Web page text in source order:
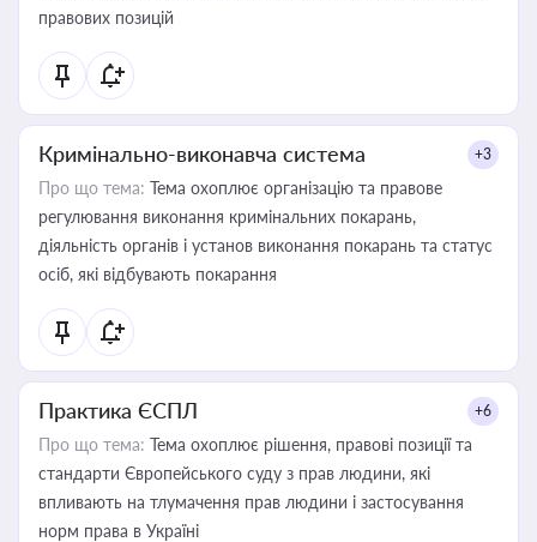
правових позицій
Кримінально-виконавча система +3
Про що тема: Тема охоплює організацію та правове
регулювання виконання кримінальних покарань,
діяльність органів і установ виконання покарань та статус
осіб, які відбувають покарання
Практика ЄСПЛ +6
Про що тема: Тема охоплює рішення, правові позиції та
стандарти Європейського суду з прав людини, які
впливають на тлумачення прав людини і застосування
норм права в Україні